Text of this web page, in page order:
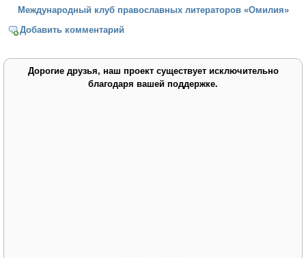
Международный клуб православных литераторов «Омилия»
Добавить комментарий
Дорогие друзья, наш проект существует исключительно
благодаря вашей поддержке.